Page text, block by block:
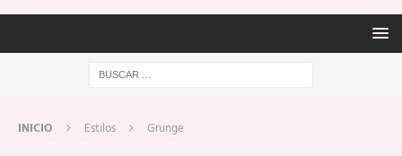
INICIO Estilos Grunge